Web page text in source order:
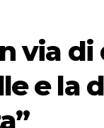
via
e la